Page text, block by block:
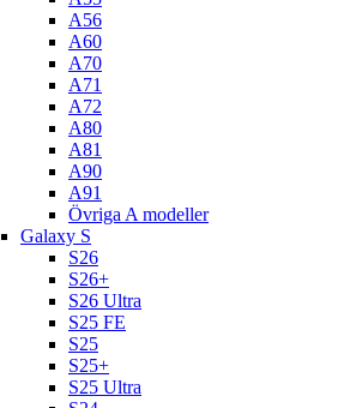
A56
A60
A70
A71
A72
A80
A81
A90
A91
Övriga A modeller
Galaxy S
S26
S26+
S26 Ultra
S25 FE
S25
S25+
S25 Ultra